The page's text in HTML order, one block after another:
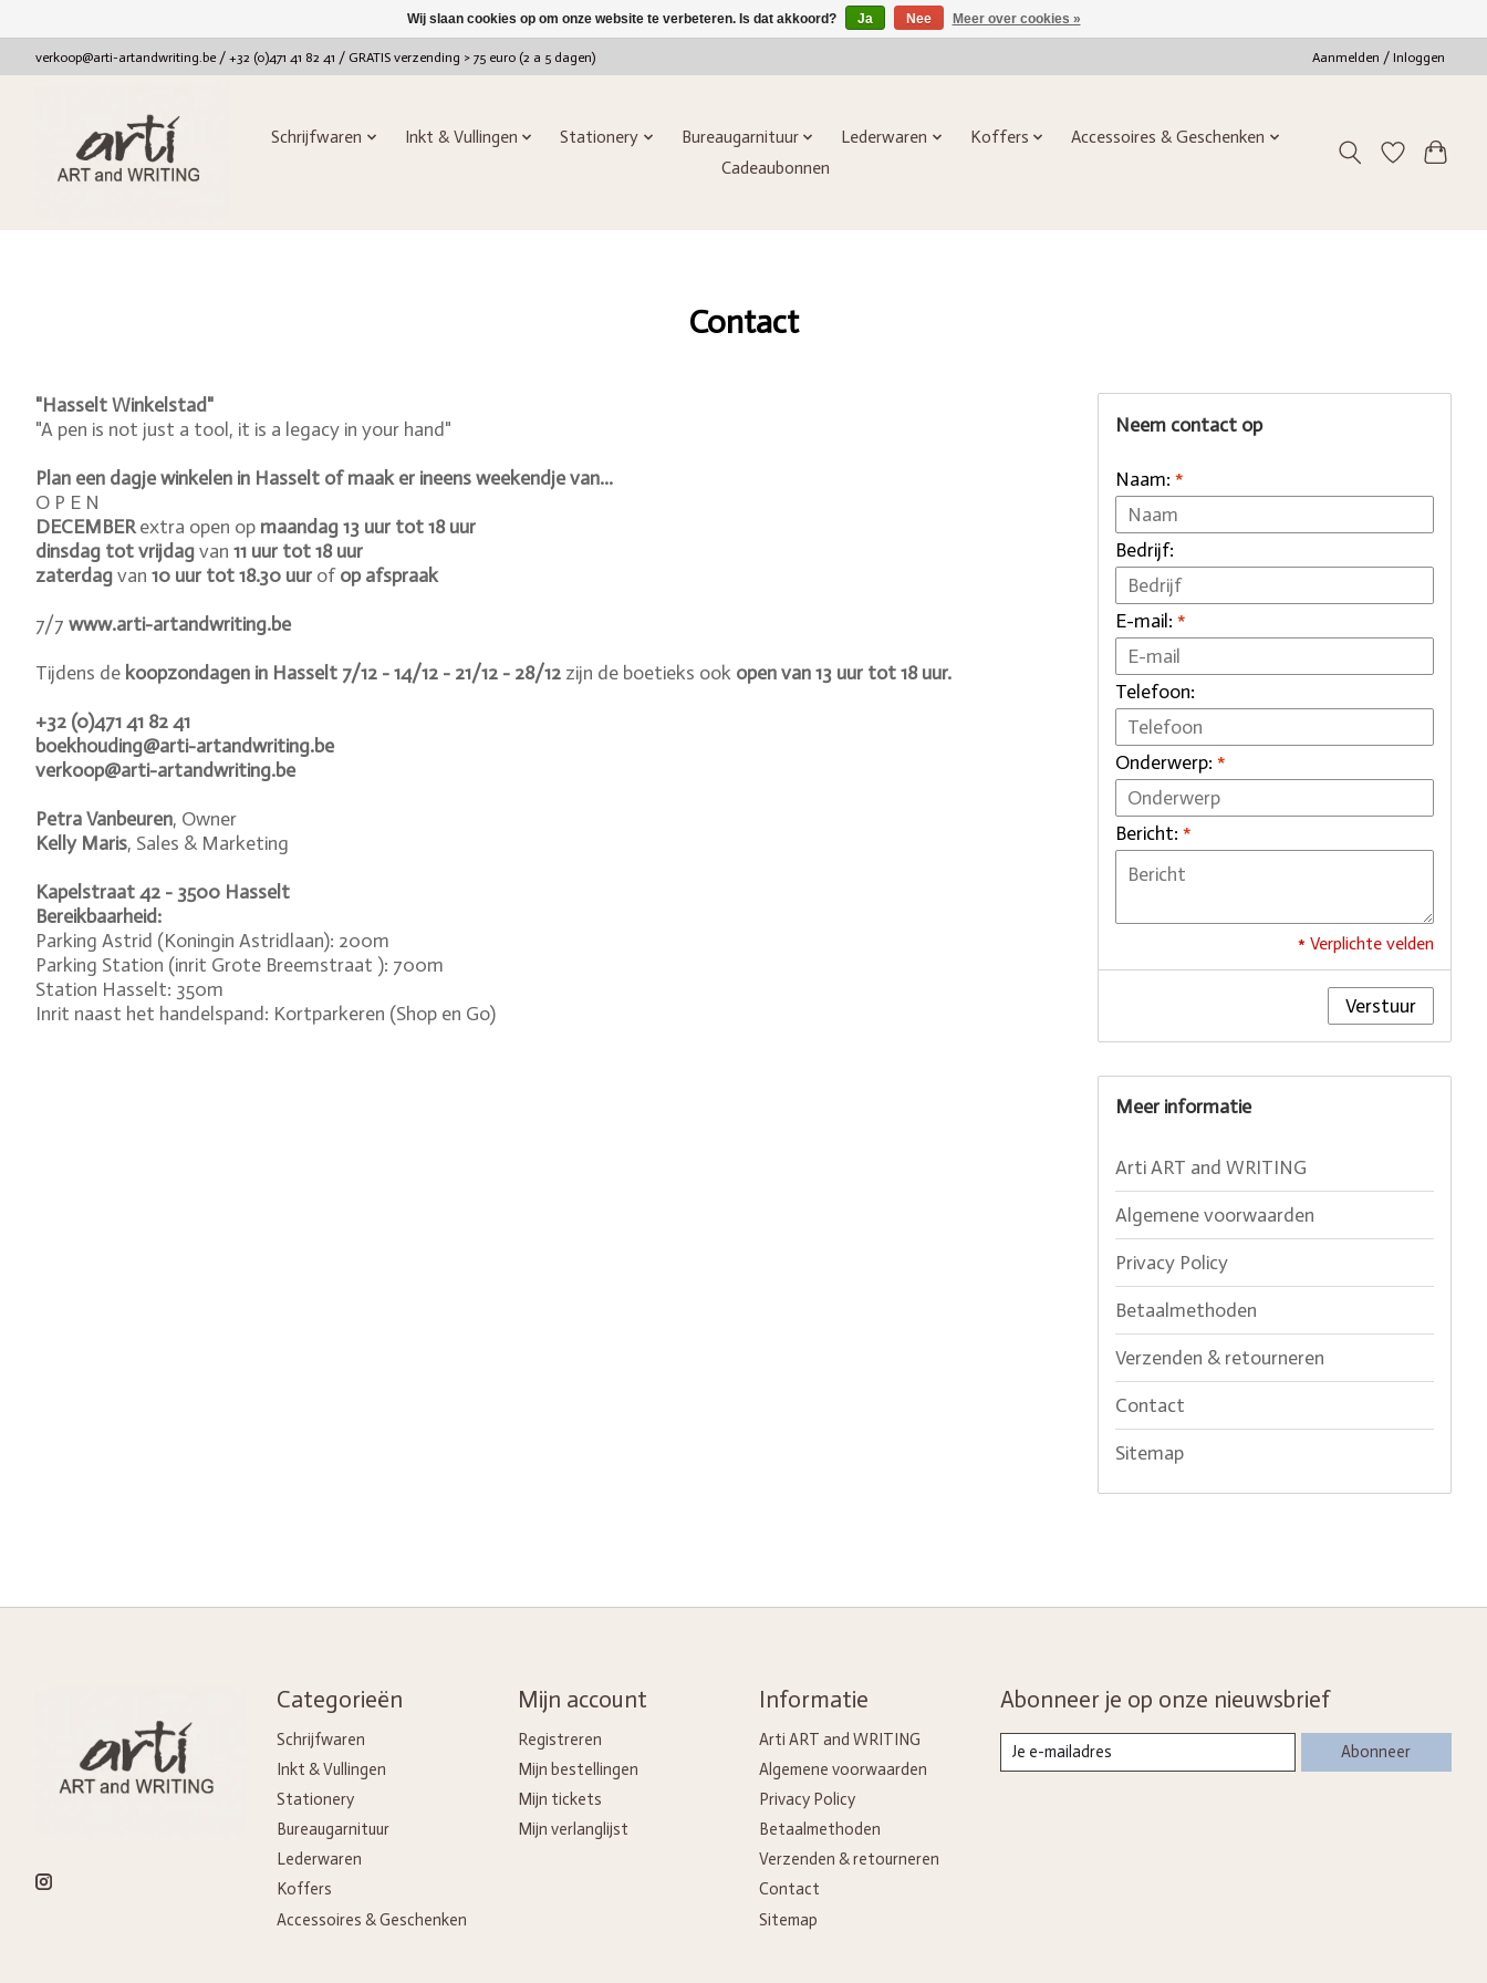
verkoop@arti-artandwriting.be/ +32 (0)471 41 82 41 / GRATIS verzending > 75 euro (2 a 5 dagen) Aanmelden / Inloggen
Schrijfwaren Inkt & Vullingen Stationery Bureaugarnituur Lederwaren Koffers
Accessoires & Geschenken
Cadeaubonnen
Contact
"Hasselt Winkelstad"
"A pen is not just a tool, it is a legacy in your hand"
Plan een dagje winkelen in Hasselt of maak er ineens weekendje van...
O P E N
DECEMBERextra open op maandag13 uur tot 18 uur
dinsdag tot vrijdagvan 11 uur tot18 uur
zaterdagvan 10 uur tot18.30 uur ofop afspraak
7/7 www.arti-artandwriting.be
Tijdens de koopzondagen in Hasselt 7/12 - 14/12 - 21/12 - 28/12 zijn de boetieks ook open van 13 uur tot 18 uur.
+32 (0)471 41 82 41
boekhouding@arti-artandwriting.be
verkoop@arti-artandwriting.be
Petra Vanbeuren, Owner
Kelly Maris, Sales & Marketing
Kapelstraat 42 - 3500 Hasselt
Bereikbaarheid:
Parking Astrid (Koningin Astridlaan): 200m
Parking Station (inrit Grote Breemstraat ): 700m
Station Hasselt: 350m
Inrit naast het handelspand: Kortparkeren (Shop en Go)
Neem contact op
Naam: *
Bedrijf:
E-mail: *
Telefoon:
Onderwerp: *
Bericht: *
* Verplichte velden
Verstuur
Meer informatie
Arti ART and WRITING
Algemene voorwaarden
Privacy Policy
Betaalmethoden
Verzenden & retourneren
Contact
Sitemap
Categorieën
Schrijfwaren
Inkt & Vullingen
Stationery
Bureaugarnituur
Lederwaren
Koffers
Accessoires & Geschenken
Mijn account
Registreren
Mijn bestellingen
Mijn tickets
Mijn verlanglijst
Informatie
Arti ART and WRITING
Algemene voorwaarden
Privacy Policy
Betaalmethoden
Verzenden & retourneren
Contact
Sitemap
Abonneer je op onze nieuwsbrief
Abonneer
Wij slaan cookies op om onze website te verbeteren. Is dat akkoord? Ja Nee Meer over cookies »